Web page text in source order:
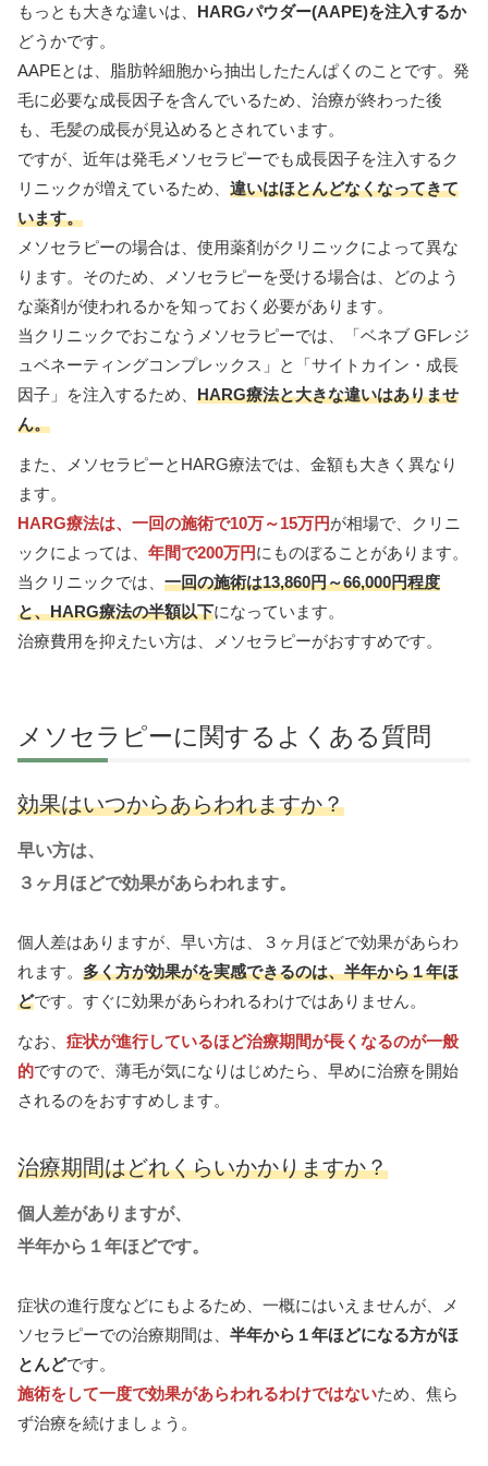
もっとも大きな違いは、 HARGパウダー(AAPE)を注入するか
どうかです。
AAPEとは、脂肪幹細胞から抽出したたんぱくのことです。発
毛に必要な成長因子を含んでいるため、治療が終わった後
も、毛髪の成長が見込めるとされています。
ですが、近年は発毛メソセラピーでも成長因子を注入するク
リニックが増えているため、 違いはほとんどなくなってきて
います。
メソセラピーの場合は、使用薬剤がクリニックによって異な
ります。そのため、メソセラピーを受ける場合は、どのよう
な薬剤が使われるかを知っておく必要があります。
当クリニックでおこなうメソセラピーでは、「ベネブ GFレジ
ュベネーティングコンプレックス」と「サイトカイン・成長
因子」を注入するため、 HARG療法と大きな違いはありませ
ん。
また、メソセラピーとHARG療法では、金額も大きく異なり
ます。
HARG療法は、一回の施術で10万～15万円が相場で、クリニ
ックによっては、 年間で200万円にものぼることがあります。
当クリニックでは、 一回の施術は13,860円～66,000円程度
と、HARG療法の半額以下になっています。
治療費用を抑えたい方は、メソセラピーがおすすめです。
メソセラピーに関するよくある質問
効果はいつからあらわれますか？
早い方は、
３ヶ月ほどで効果があらわれます。
個人差はありますが、早い方は、３ヶ月ほどで効果があらわ
れます。 多く方が効果がを実感できるのは、半年から１年ほ
どです。すぐに効果があらわれるわけではありません。
なお、 症状が進行しているほど治療期間が長くなるのが一般
的ですので、薄毛が気になりはじめたら、早めに治療を開始
されるのをおすすめします。
治療期間はどれくらいかかりますか？
個人差がありますが、
半年から１年ほどです。
症状の進行度などにもよるため、一概にはいえませんが、メ
ソセラピーでの治療期間は、 半年から１年ほどになる方がほ
とんどです。
施術をして一度で効果があらわれるわけではないため、焦ら
ず治療を続けましょう。